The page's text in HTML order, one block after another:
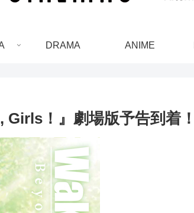
DRAMA ANIME
！』劇場版予告到着！